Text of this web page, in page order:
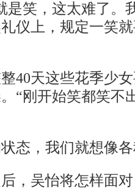
是笑，这太难了。
仪上，规定一笑
天这些花季少女
“刚开始笑都笑不
，我们就想像各
吴怡将怎样面对